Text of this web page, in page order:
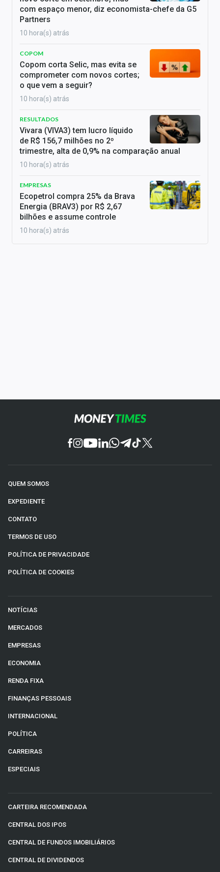
com espaço menor, diz economista-chefe da G5
Partners
10 hora(s) atrás
COPOM
Copom corta Selic, mas evita se
comprometer com novos cortes;
o que vem a seguir?
10 hora(s) atrás
RESULTADOS
Vivara (VIVA3) tem lucro líquido
de R$ 156,7 milhões no 2º
trimestre, alta de 0,9% na comparação anual
10 hora(s) atrás
EMPRESAS
Ecopetrol compra 25% da Brava
Energia (BRAV3) por R$ 2,67
bilhões e assume controle
10 hora(s) atrás
QUEM SOMOS
EXPEDIENTE
CONTATO
TERMOS DE USO
POLÍTICA DE PRIVACIDADE
POLÍTICA DE COOKIES
NOTÍCIAS
MERCADOS
EMPRESAS
ECONOMIA
RENDA FIXA
FINANÇAS PESSOAIS
INTERNACIONAL
POLÍTICA
CARREIRAS
ESPECIAIS
CARTEIRA RECOMENDADA
CENTRAL DOS IPOS
CENTRAL DE FUNDOS IMOBILIÁRIOS
CENTRAL DE DIVIDENDOS